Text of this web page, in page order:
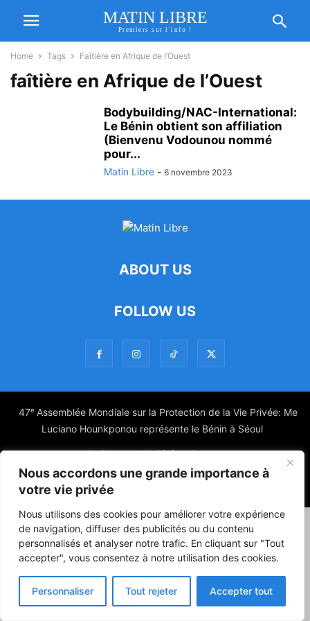
Nous accordons une grande importance à
votre vie privée
Nous utilisons des cookies pour améliorer votre expérience
de navigation, diffuser des publicités ou du contenu
personnalisés et analyser notre trafic. En cliquant sur "Tout
accepter", vous consentez à notre utilisation des cookies.
Personnaliser Tout rejeter Accepter tout
MATIN LIBRE
Premiers sur l'info !
Home Tags Faîtière en Afrique de l’Ouest
faîtière en Afrique de l’Ouest
Bodybuilding/NAC-International:
Le Bénin obtient son affiliation
(Bienvenu Vodounou nommé
pour...
Matin Libre - 6 novembre 2023
ABOUT US
FOLLOW US
47ᵉ Assemblée Mondiale sur la Protection de la Vie Privée: Me
Luciano Hounkponou représente le Bénin à Séoul
Politique Société Culture
© Powered by digitXplus Francophone